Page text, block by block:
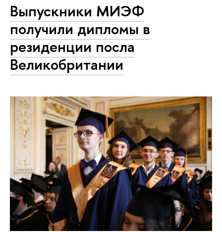
Выпускники МИЭФ
получили дипломы в
резиденции посла
Великобритании